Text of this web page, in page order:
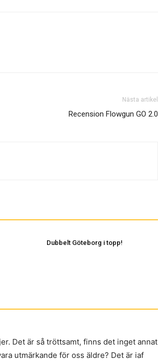
Nästa artikel
Recension Flowgun GO 2.0
Dubbelt Göteborg i topp!
Det är så tröttsamt, finns det inget annat
utmärkande för oss äldre? Det är iaf